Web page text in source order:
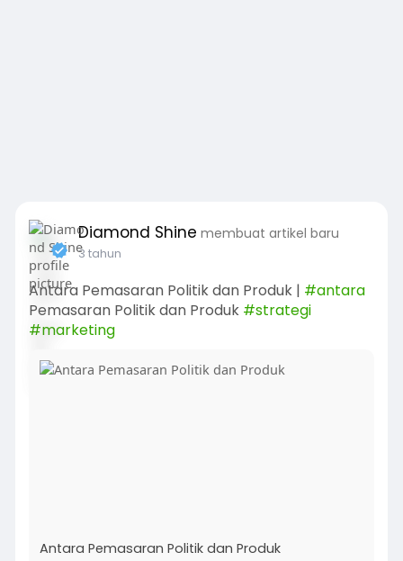
Diamond Shine membuat artikel baru
3 tahun
Antara Pemasaran Politik dan Produk | #antara
Pemasaran Politik dan Produk #strategi
#marketing
Antara Pemasaran Politik dan Produk